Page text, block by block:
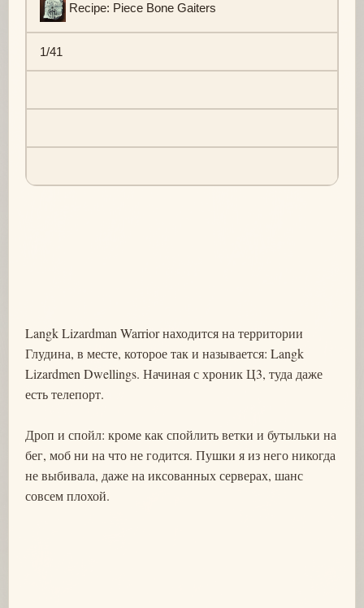
Recipe: Piece Bone Gaiters
1/41
Langk Lizardman Warrior находится на территории
Глудина, в месте, которое так и называется: Langk
Lizardmen Dwellings. Начиная с хроник Ц3, туда даже
есть телепорт.
Дроп и спойл: кроме как спойлить ветки и бутыльки на
бег, моб ни на что не годится. Пушки я из него никогда
не выбивала, даже на иксованных серверах, шанс
совсем плохой.